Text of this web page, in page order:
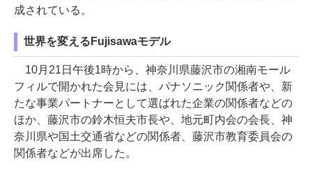
成されている。
世界を変えるFujisawaモデル
10月21日午後1時から、神奈川県藤沢市の湘南モール
フィルで開かれた会見には、パナソニック関係者や、新
たな事業パートナーとして選ばれた企業の関係者などの
ほか、藤沢市の鈴木恒夫市長や、地元町内会の会長、神
奈川県や国土交通省などの関係者、藤沢市教育委員会の
関係者などが出席した。